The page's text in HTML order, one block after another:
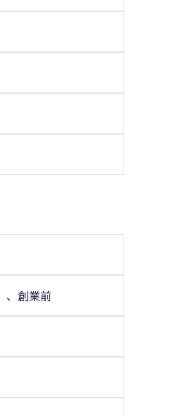
、創業前